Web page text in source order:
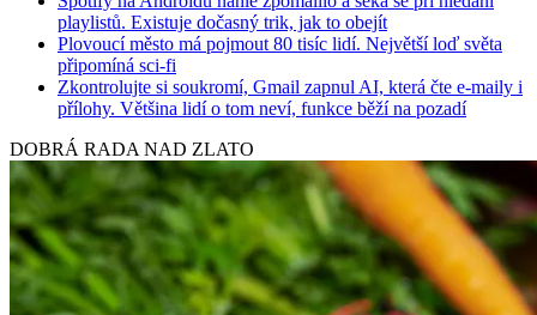
playlistů. Existuje dočasný trik, jak to obejít
Plovoucí město má pojmout 80 tisíc lidí. Největší loď světa
připomíná sci-fi
Zkontrolujte si soukromí, Gmail zapnul AI, která čte e-maily i
přílohy. Většina lidí o tom neví, funkce běží na pozadí
DOBRÁ RADA NAD ZLATO